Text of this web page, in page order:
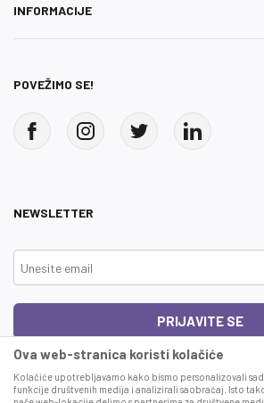
INFORMACIJE
POVEŽIMO SE!
NEWSLETTER
PRIJAVITE SE
Ova web-stranica koristi kolačiće
Kolačiće upotrebljavamo kako bismo personalizovali
funkcije društvenih medija i analizirali saobraćaj. Isto